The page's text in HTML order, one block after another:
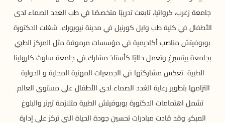
جامعة زغرب، كرواتيا، تابعت تدريبًا متخصصًا في طب الغدد الصماء لدى
الأطفال في كلية طب وايل كورنيل في مدينة نيويورك. شغلت الدكتورة
بوبوفيتش مناصب أكاديمية في مؤسسات مرموقة مثل المركز الطبي
بجامعة بيتسبرغ وتعمل حاليًا كأستاذ مشارك في جامعة ساوث كارولينا
الطبية. تعكس مشاركتها في الجمعيات المهنية المحلية و الدولية
التزامها بتطوير رعاية الغدد الصماء لدى الأطفال على مستوى العالم.
تشمل اهتمامات الدكتورة بوبوفيتش الطبية متلازمة تيرنر والبلوغ
المبكر، وقد قادت مبادرات تحسين جودة الحياة التي تركز على إدارة